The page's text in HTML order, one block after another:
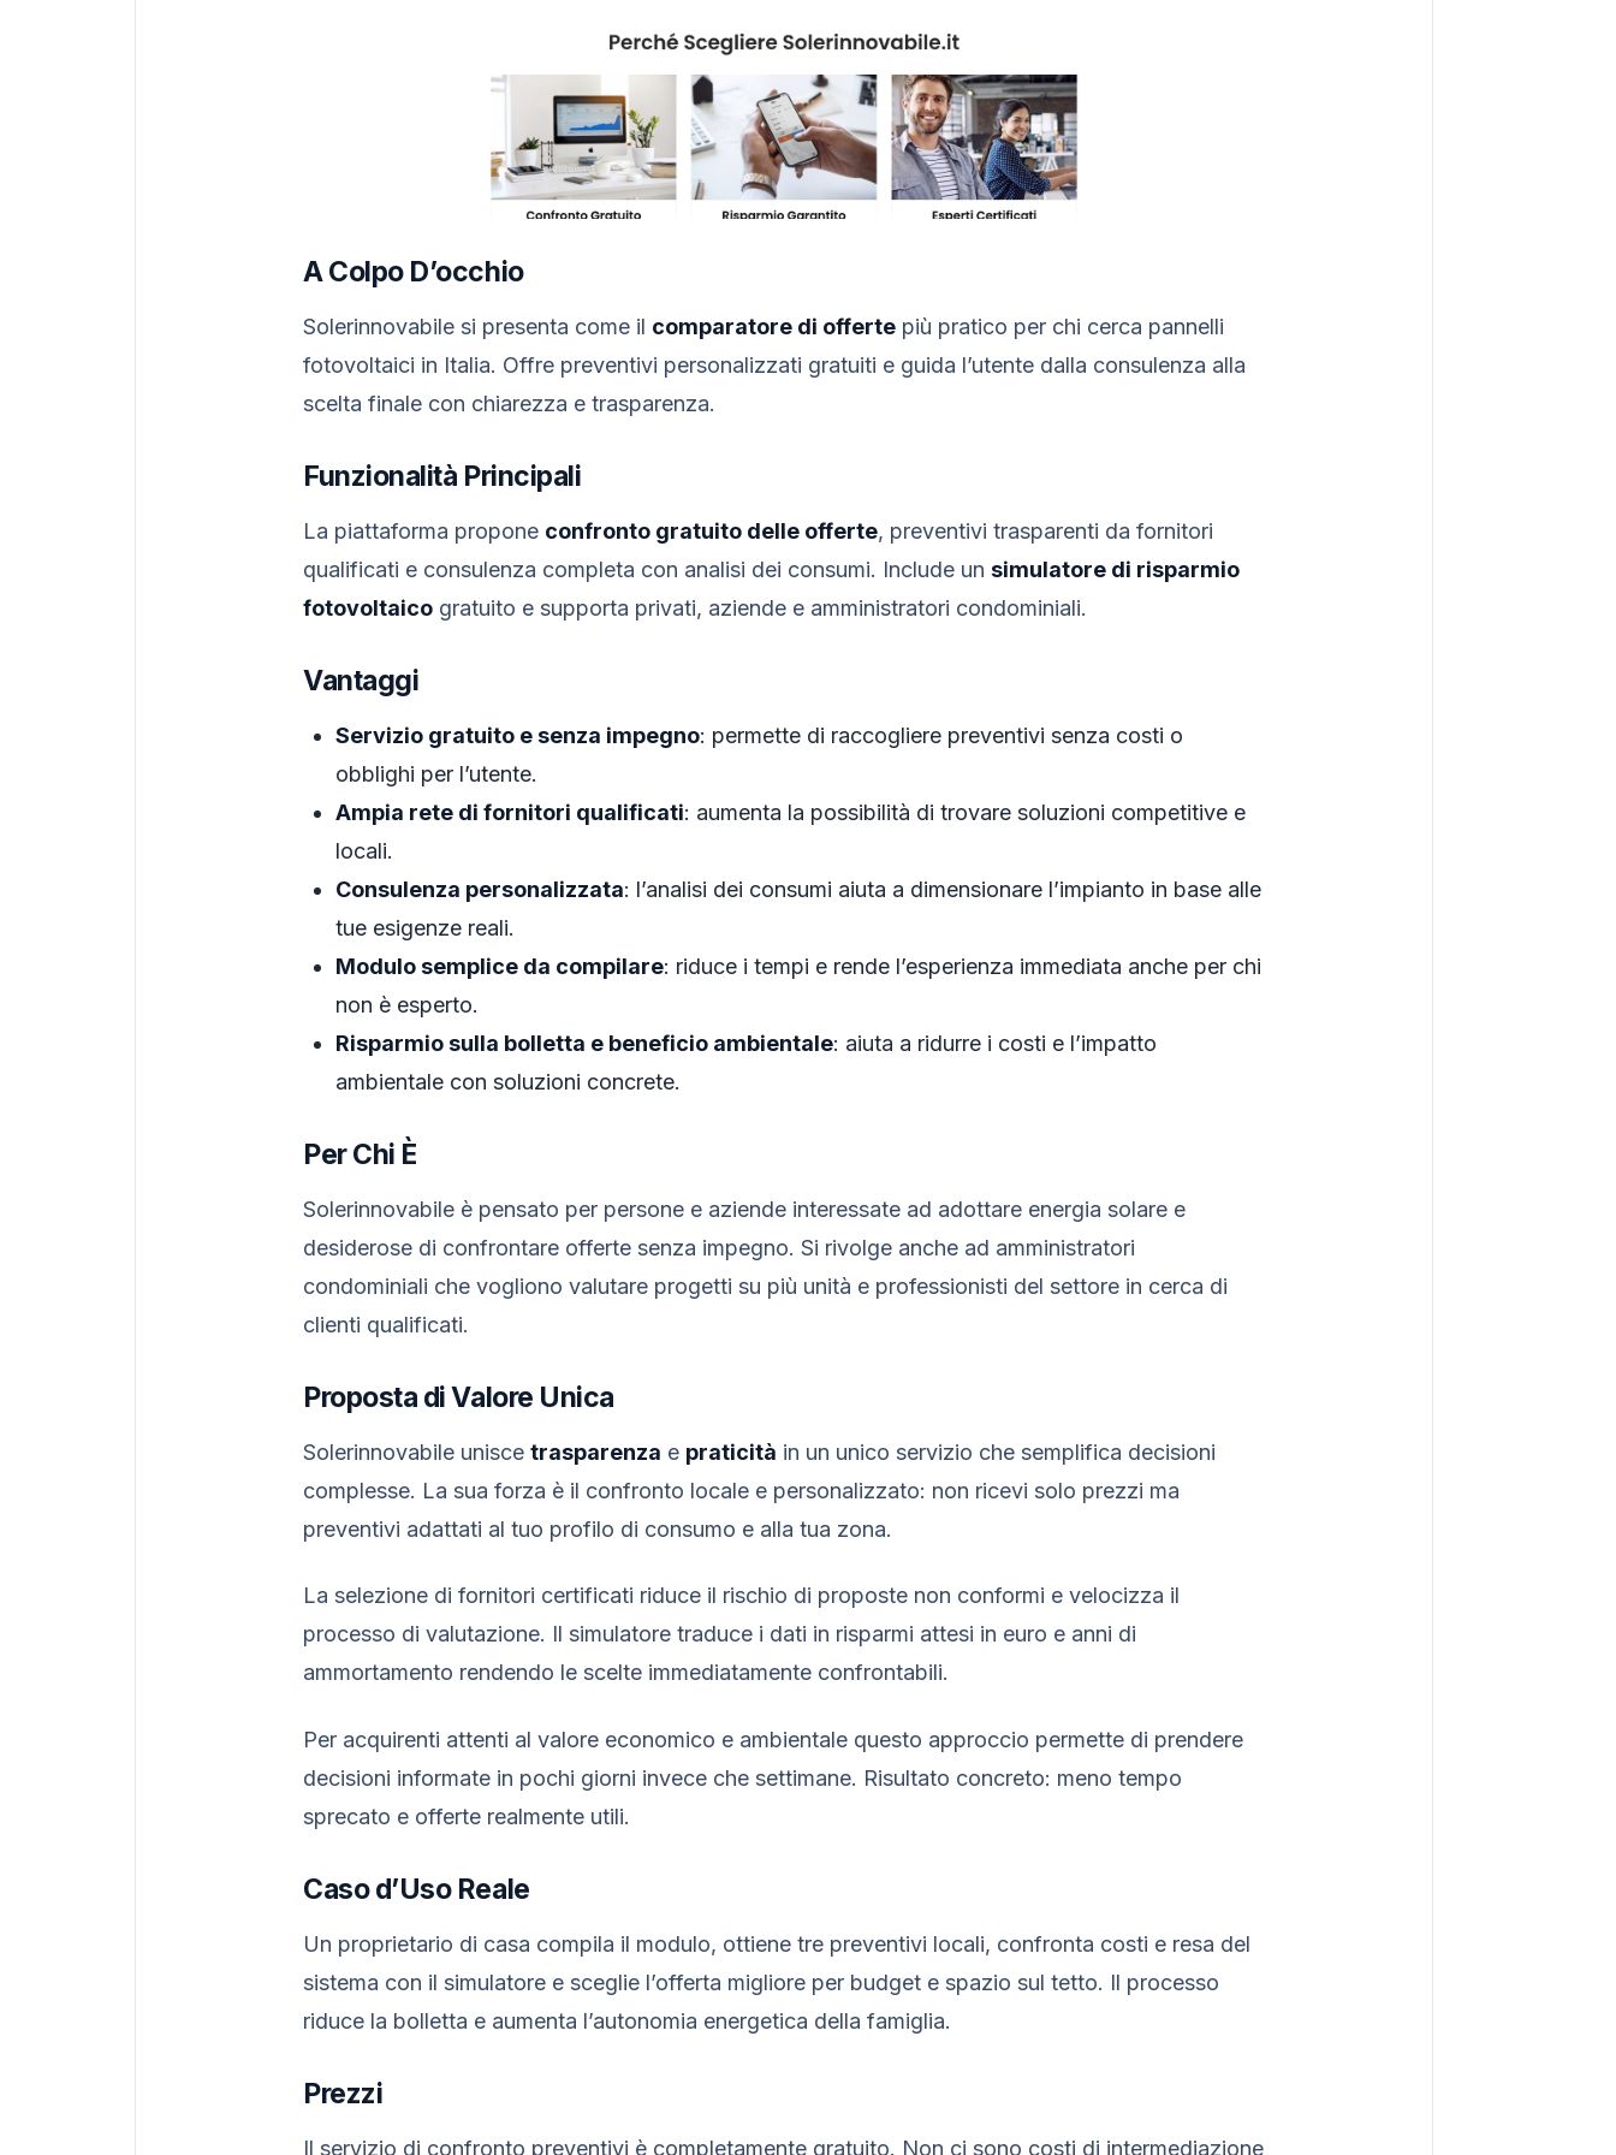
A Colpo D’occhio
Solerinnovabile si presenta come il comparatore di offerte più pratico per chi cerca pannelli
fotovoltaici in Italia. Offre preventivi personalizzati gratuiti e guida l’utente dalla consulenza alla
scelta finale con chiarezza e trasparenza.
Funzionalità Principali
La piattaforma propone confronto gratuito delle offerte, preventivi trasparenti da fornitori
qualificati e consulenza completa con analisi dei consumi. Include un simulatore di risparmio
fotovoltaico gratuito e supporta privati, aziende e amministratori condominiali.
Vantaggi
Servizio gratuito e senza impegno: permette di raccogliere preventivi senza costi o
obblighi per l’utente.
Ampia rete di fornitori qualificati: aumenta la possibilità di trovare soluzioni competitive e
locali.
Consulenza personalizzata: l’analisi dei consumi aiuta a dimensionare l’impianto in base alle
tue esigenze reali.
Modulo semplice da compilare: riduce i tempi e rende l’esperienza immediata anche per chi
non è esperto.
Risparmio sulla bolletta e beneficio ambientale: aiuta a ridurre i costi e l’impatto
ambientale con soluzioni concrete.
Per Chi È
Solerinnovabile è pensato per persone e aziende interessate ad adottare energia solare e
desiderose di confrontare offerte senza impegno. Si rivolge anche ad amministratori
condominiali che vogliono valutare progetti su più unità e professionisti del settore in cerca di
clienti qualificati.
Proposta di Valore Unica
Solerinnovabile unisce trasparenza e praticità in un unico servizio che semplifica decisioni
complesse. La sua forza è il confronto locale e personalizzato: non ricevi solo prezzi ma
preventivi adattati al tuo profilo di consumo e alla tua zona.
La selezione di fornitori certificati riduce il rischio di proposte non conformi e velocizza il
processo di valutazione. Il simulatore traduce i dati in risparmi attesi in euro e anni di
ammortamento rendendo le scelte immediatamente confrontabili.
Per acquirenti attenti al valore economico e ambientale questo approccio permette di prendere
decisioni informate in pochi giorni invece che settimane. Risultato concreto: meno tempo
sprecato e offerte realmente utili.
Caso d’Uso Reale
Un proprietario di casa compila il modulo, ottiene tre preventivi locali, confronta costi e resa del
sistema con il simulatore e sceglie l’offerta migliore per budget e spazio sul tetto. Il processo
riduce la bolletta e aumenta l’autonomia energetica della famiglia.
Prezzi
Il servizio di confronto preventivi è completamente gratuito. Non ci sono costi di intermediazione